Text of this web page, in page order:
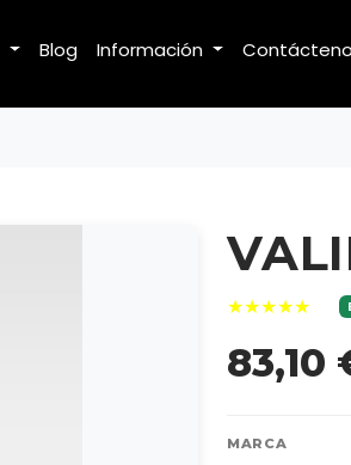
Blog Información
★★★★★
83,10
MARCA